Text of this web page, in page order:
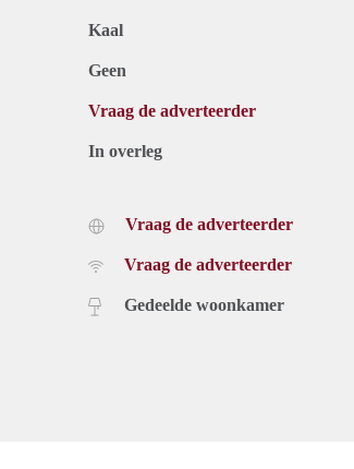
Kaal
Geen
Vraag de adverteerder
In overleg
Vraag de adverteerder
Vraag de adverteerder
Gedeelde woonkamer